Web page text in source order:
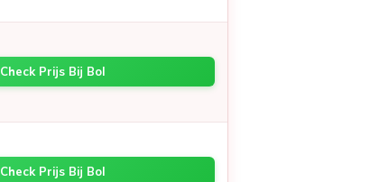
Check Prijs Bij Bol
Check Prijs Bij Bol